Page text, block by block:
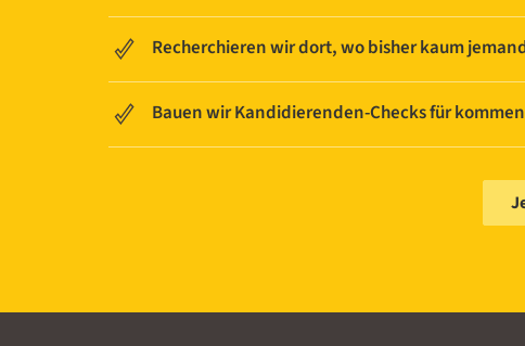
Recherchieren wir dort, wo bisher kaum
Bauen wir Kandidierenden-Checks für